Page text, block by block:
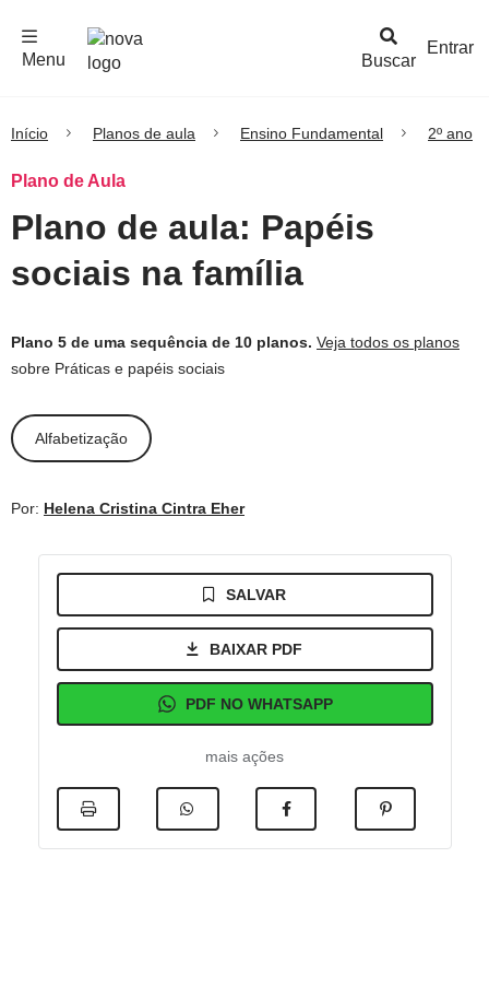
Buscar
Menu
Entrar
Início Planos de aula Ensino Fundamental 2º ano
Plano de Aula
Plano de aula: Papéis
sociais na família
Plano 5 de uma sequência de 10 planos. Veja todos os planos
sobre Práticas e papéis sociais
Alfabetização
Por: Helena Cristina Cintra Eher
SALVAR
BAIXAR PDF
PDF NO WHATSAPP
mais ações